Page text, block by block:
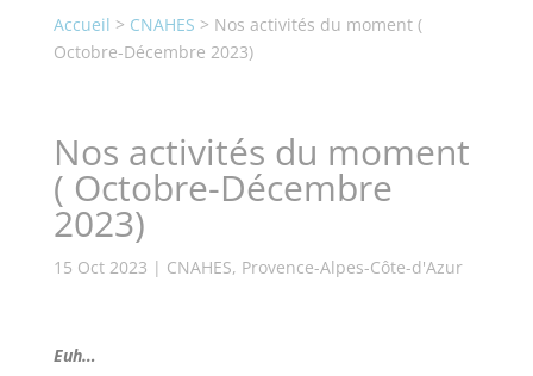
Accueil > CNAHES > Nos activités du moment (
Octobre-Décembre 2023)
Nos activités du moment
( Octobre-Décembre
2023)
15 Oct 2023 | CNAHES, Provence-Alpes-Côte-d'Azur
Euh…